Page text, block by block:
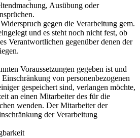
Ausübung oder
gegen die Verarbeitung gem.
und es steht noch nicht fest, ob
Verantwortlichen gegenüber denen der
Voraussetzungen gegeben ist und
von personenbezogenen
gespeichert sind, verlangen möchte,
an einen Mitarbeiter des für die
wenden. Der Mitarbeiter der
der Verarbeitung